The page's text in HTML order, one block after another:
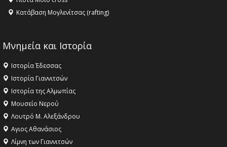
Κατάβαση Μογλενίτσας (rafting)
Μνημεία και Ιστορία
Ιστορία Έδεσσας
Ιστορία Γιαννιτσών
Ιστορία της Αλμωπίας
Μουσείο Νερού
Λουτρό Μ. Αλεξάνδρου
Αγιος Αθανάσιος
Λίμνη των Γιαννιτσών